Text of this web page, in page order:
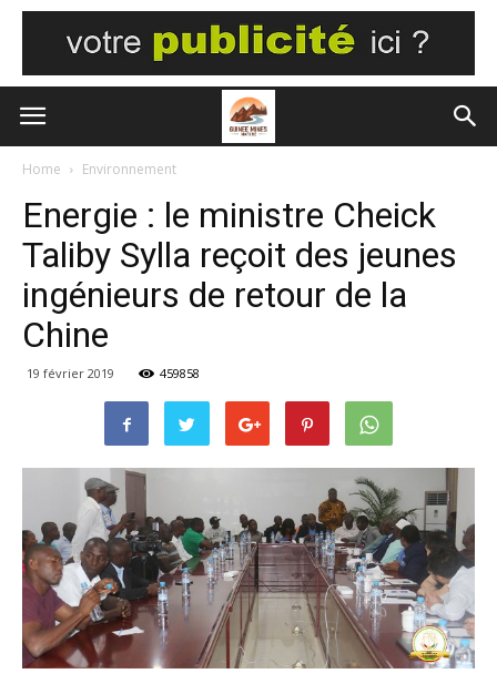
Home Environnement
Energie : le ministre Cheick
Taliby Sylla reçoit des jeunes
ingénieurs de retour de la
Chine
19 février 2019 459858